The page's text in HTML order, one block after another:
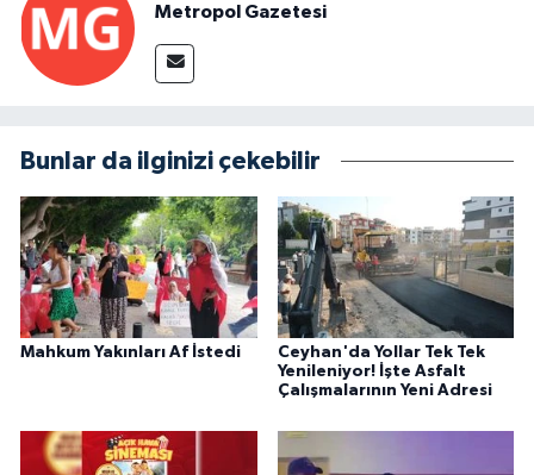
Metropol Gazetesi
Bunlar da ilginizi çekebilir
Mahkum Yakınları Af İstedi
Ceyhan'da Yollar Tek Tek
Yenileniyor! İşte Asfalt
Çalışmalarının Yeni Adresi